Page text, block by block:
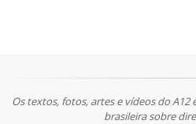
Os textos, fotos, artes e vídeos do
brasileira sobre